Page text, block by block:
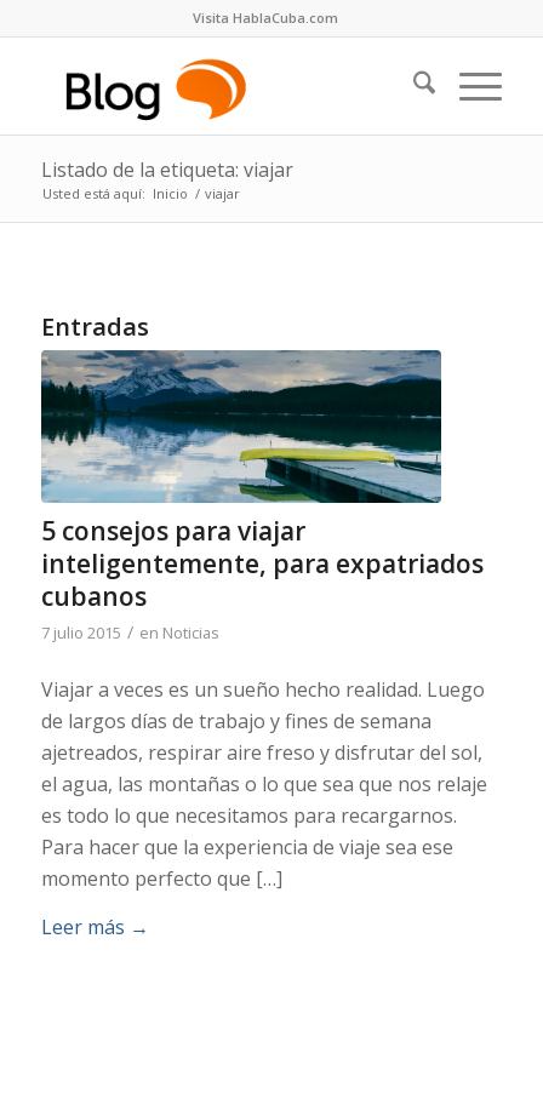
Visita HablaCuba.com
Listado de la etiqueta: viajar
Usted está aquí: Inicio / viajar
Entradas
5 consejos para viajar
inteligentemente, para expatriados
cubanos
7 julio 2015 / en Noticias
Viajar a veces es un sueño hecho realidad. Luego
de largos días de trabajo y fines de semana
ajetreados, respirar aire freso y disfrutar del sol,
el agua, las montañas o lo que sea que nos relaje
es todo lo que necesitamos para recargarnos.
Para hacer que la experiencia de viaje sea ese
momento perfecto que […]
Leer más →